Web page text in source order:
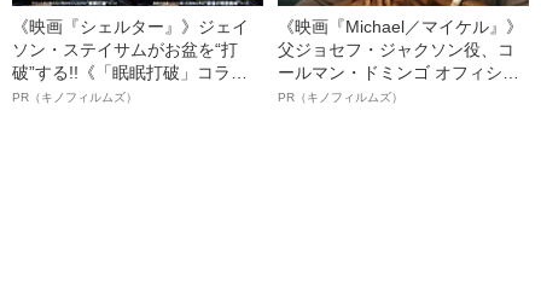
《映画『シェルター』》ジェイ
ソン・ステイサムがお盆を“打
破”する!!《「眠眠打破」コラ
ボ》
PR（キノフィルムズ）
《映画『Michael／マイケル』》
父ジョセフ・ジャクソン役、コ
ールマン・ドミンゴ オフィシャ
ルインタビュー“観客を魅了した
PR（キノフィルムズ）